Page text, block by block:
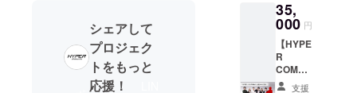
シェアして
プロジェク
トをもっと
応援！
BRAND
INGのス
タジオ
でおこ
ないま
す。 住
所：東
https://
www.in
stagra
m.com/
hyper_
profile/
さら
で監修
しま
す。 撮
影した
お写真
は
HYPER
35,
000 円
【HYPE
R
COMPA
NY 人数
支援